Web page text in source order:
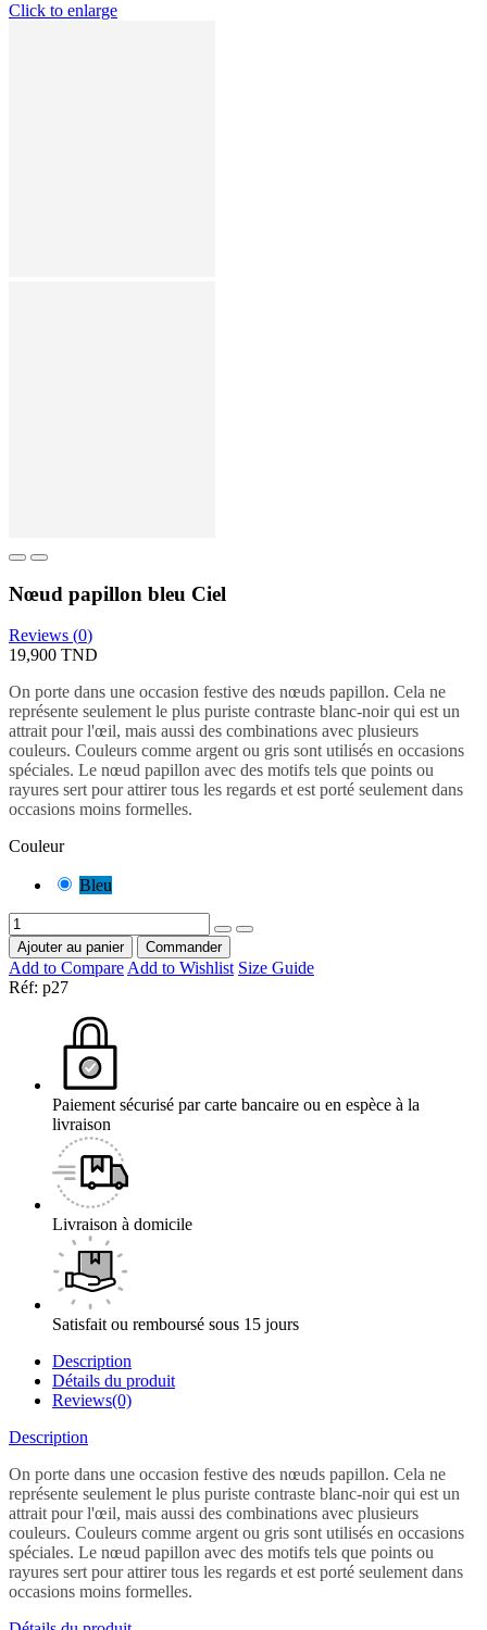
Click to enlarge
Nœud papillon bleu Ciel
Reviews (0)
19,900 TND
On porte dans une occasion festive des nœuds papillon. Cela ne
représente seulement le plus puriste contraste blanc-noir qui est un
attrait pour l'œil, mais aussi des combinations avec plusieurs
couleurs. Couleurs comme argent ou gris sont utilisés en occasions
spéciales. Le nœud papillon avec des motifs tels que points ou
rayures sert pour attirer tous les regards et est porté seulement dans
occasions moins formelles.
Couleur
Bleu
Ajouter au panier Commander
Add to CompareAdd to Wishlist Size Guide
Réf: p27
Paiement sécurisé par carte bancaire ou en espèce à la
livraison
Livraison à domicile
Satisfait ou remboursé sous 15 jours
Description
Détails du produit
Reviews(0)
Description
On porte dans une occasion festive des nœuds papillon. Cela ne
représente seulement le plus puriste contraste blanc-noir qui est un
attrait pour l'œil, mais aussi des combinations avec plusieurs
couleurs. Couleurs comme argent ou gris sont utilisés en occasions
spéciales. Le nœud papillon avec des motifs tels que points ou
rayures sert pour attirer tous les regards et est porté seulement dans
occasions moins formelles.